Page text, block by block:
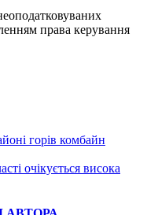
права керування
горів комбайн
очікується висока